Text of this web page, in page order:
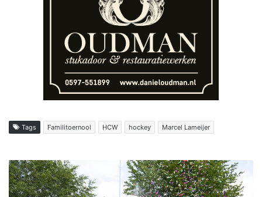
Tags Familitoernooi HCW hockey Marcel Lameijer
T
w
e